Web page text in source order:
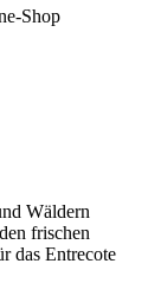
Shop
Wäldern
frischen
das Entrecote